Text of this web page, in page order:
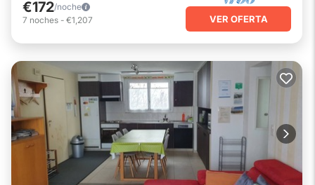
€172/noche
7 noches - €1,207 VER OFERTA